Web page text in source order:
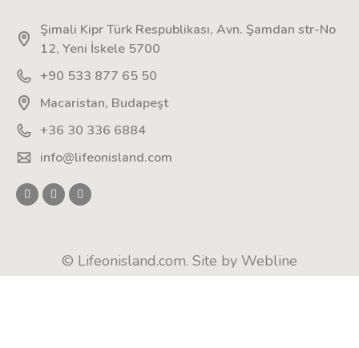
Şimali Kipr Türk Respublikası, Avn. Şamdan str-No
12, Yeni İskele 5700
+90 533 877 65 50
Macaristan, Budapeşt
+36 30 336 6884
info@lifeonisland.com
© Lifeonisland.com. Site by Webline